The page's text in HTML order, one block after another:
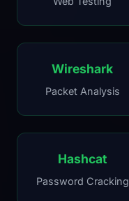
Wireshark
Packet Analysis
Hashcat
Password Cracking